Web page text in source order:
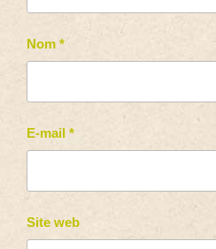
Nom *
E-mail *
Site web